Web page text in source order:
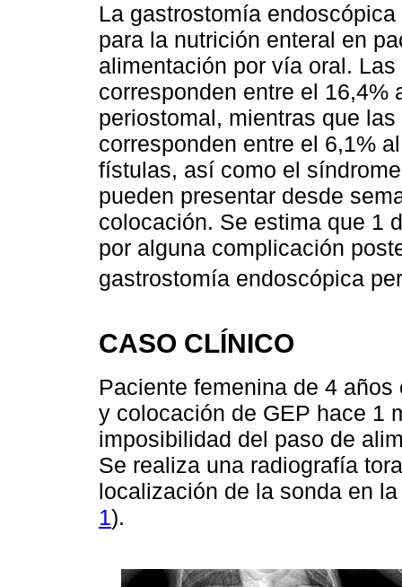
La gastrostomía
para la nutrición enteral en
alimentación por vía oral.
corresponden entre el
periostomal, mientras que
corresponden entre el 6,1%
fístulas, así como el
pueden presentar desde
colocación. Se estima que 1
por alguna complicación
gastrostomía endoscópica
CASO CLÍNICO
Paciente femenina de 4
y colocación de GEP hace 1
imposibilidad del paso de
Se realiza una radiografía
localización de la sonda en
1).